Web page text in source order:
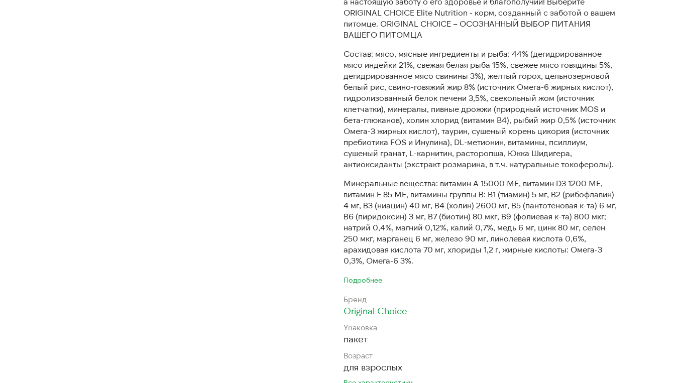
ORIGINAL CHOICE Elite Nutrition - корм, созданный с заботой о вашем
питомце. ORIGINAL CHOICE – ОСОЗНАННЫЙ ВЫБОР ПИТАНИЯ
ВАШЕГО ПИТОМЦА
Состав: мясо, мясные ингредиенты и рыба: 44% (дегидрированное
мясо индейки 21%, свежая белая рыба 15%, свежее мясо говядины 5%,
дегидрированное мясо свинины 3%), желтый горох, цельнозерновой
белый рис, свино-говяжий жир 8% (источник Омега-6 жирных кислот),
гидролизованный белок печени 3,5%, свекольный жом (источник
клетчатки), минералы, пивные дрожжи (природный источник MOS и
бета-глюканов), холин хлорид (витамин B4), рыбий жир 0,5% (источник
Омега-3 жирных кислот), таурин, сушеный корень цикория (источник
пребиотика FOS и Инулина), DL-метионин, витамины, псиллиум,
сушеный гранат, L-карнитин, расторопша, Юкка Шидигера,
антиоксиданты (экстракт розмарина, в т.ч. натуральные токоферолы).
Минеральные вещества: витамин A 15000 МЕ, витамин D3 1200 МЕ,
витамин E 85 МЕ, витамины группы В: B1 (тиамин) 5 мг, В2 (рибофлавин)
4 мг, В3 (ниацин) 40 мг, В4 (холин) 2600 мг, В5 (пантотеновая к-та) 6 мг,
В6 (пиридоксин) 3 мг, В7 (биотин) 80 мкг, В9 (фолиевая к-та) 800 мкг;
натрий 0,4%, магний 0,12%, калий 0,7%, медь 6 мг, цинк 80 мг, селен
250 мкг, марганец 6 мг, железо 90 мг, линолевая кислота 0,6%,
арахидовая кислота 70 мг, хлориды 1,2 г, жирные кислоты: Омега-3
0,3%, Омега-6 3%.
Подробнее
Бренд
Original Choice
Упаковка
пакет
Возраст
для взрослых